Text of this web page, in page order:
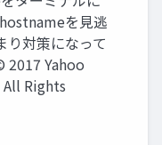
を見逃
対策になって
Yahoo
Rights